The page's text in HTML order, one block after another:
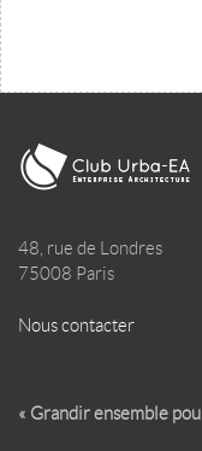
48, rue de Londres
75008 Paris
Nous contacter
« Grandir ensemble